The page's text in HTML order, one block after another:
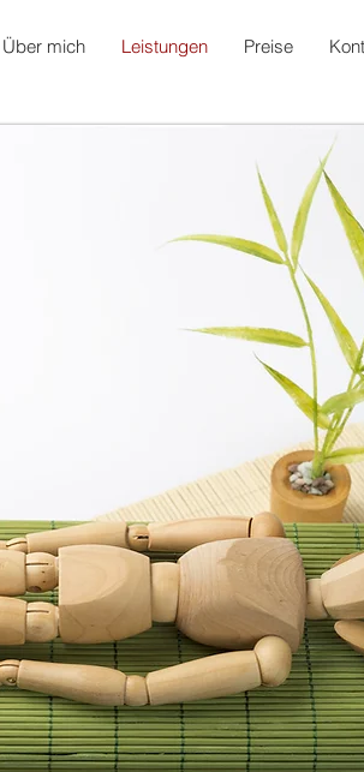
Über mich Leistungen Preise